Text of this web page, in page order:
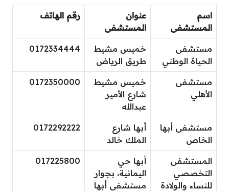
اسم
المستشفى
عنوان
المستشفى
رقم الهاتف
مستشفى
الحياة الوطني
خميس مشيط
طريق الرياض
0172334444
مستشفى
الأهلي
خميس مشيط
شارع الأمير
عبدالله
0172350000
مستشفى أبها
الخاص
أبها شارع
الملك خالد
0172292222
المستشفى
التخصصي
للنساء والولادة
أبها حي
اليمانية، بجوار
مستشفى أبها
017225800